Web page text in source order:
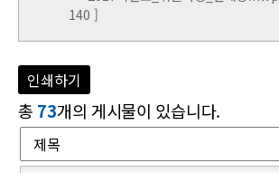
140 ]
인쇄하기
총 73개의 게시물이 있습니다.